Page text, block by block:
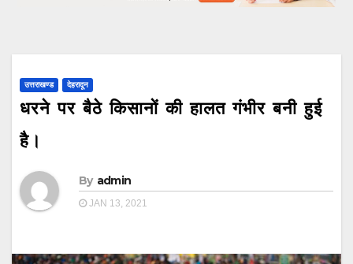
उत्तराखण्ड देहरादून
धरने पर बैठे किसानों की हालत गंभीर बनी हुई
है।
By admin
JAN 13, 2021